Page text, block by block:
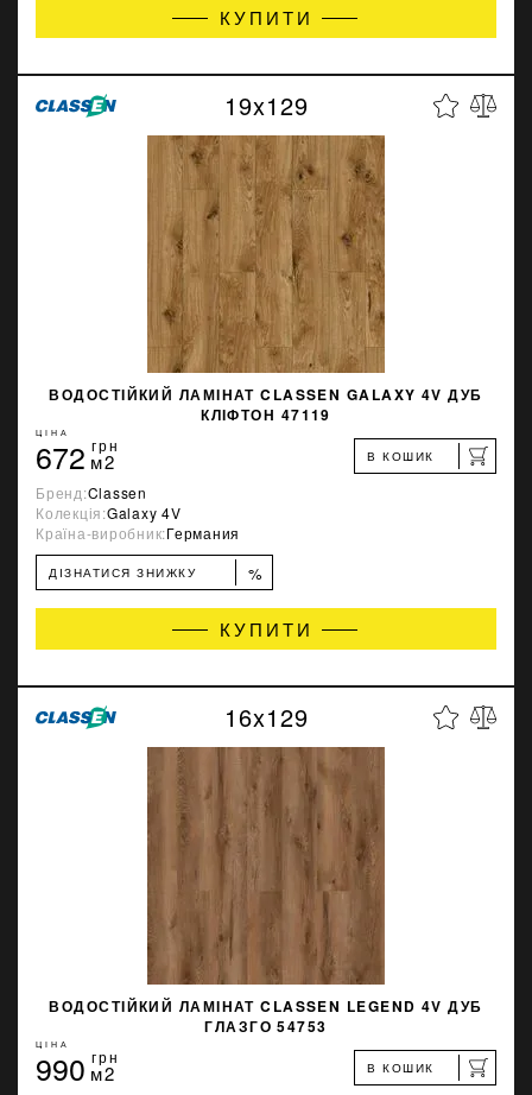
КУПИТИ
19x129
ВОДОСТІЙКИЙ ЛАМІНАТ CLASSEN GALAXY 4V ДУБ
КЛІФТОН 47119
ЦІНА
672 грн
м2 В КОШИК
Бренд:Classen
Колекція:Galaxy 4V
Країна-виробник:Германия
ДІЗНАТИСЯ ЗНИЖКУ %
КУПИТИ
16x129
ВОДОСТІЙКИЙ ЛАМІНАТ CLASSEN LEGEND 4V ДУБ
ГЛАЗГО 54753
ЦІНА
990 грн
м2 В КОШИК